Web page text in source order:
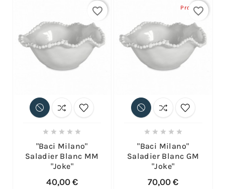
    
"Baci Milano"
Saladier Blanc MM
"Joke"
40,00 €
favorite_border Promo !
    
"Baci Milano"
Saladier Blanc GM
"Joke"
70,00 €
favorite_border